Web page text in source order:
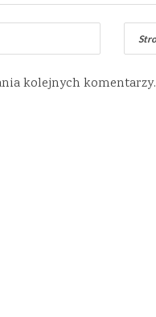
kolejnych komentarzy.